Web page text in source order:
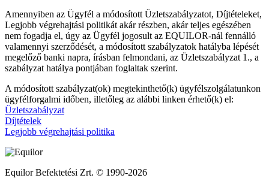
Amennyiben az Ügyfél a módosított Üzletszabályzatot, Díjtételeket,
Legjobb végrehajtási politikát akár részben, akár teljes egészében
nem fogadja el, úgy az Ügyfél jogosult az EQUILOR-nál fennálló
valamennyi szerződését, a módosított szabályzatok hatályba lépését
megelőző banki napra, írásban felmondani, az Üzletszabályzat 1., a
szabályzat hatálya pontjában foglaltak szerint.
A módosított szabályzat(ok) megtekinthető(k) ügyfélszolgálatunkon
ügyfélforgalmi időben, illetőleg az alábbi linken érhető(k) el:
Üzletszabályzat
Díjtételek
Legjobb végrehajtási politika
Equilor Befektetési Zrt. © 1990-2026